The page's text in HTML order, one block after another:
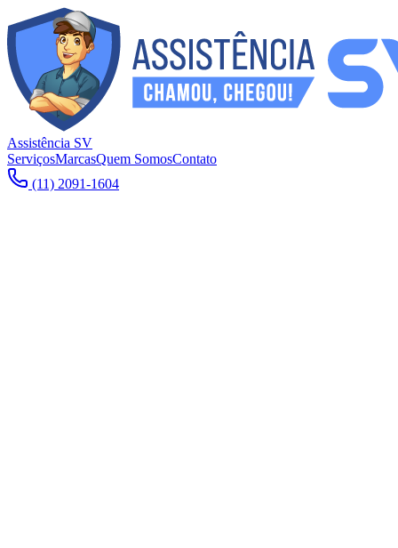
Assistência SV
ServiçosMarcasQuem SomosContato
(11) 2091-1604